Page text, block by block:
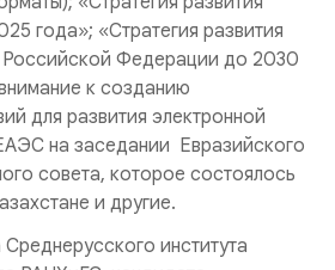
года»; «Стратегия развития
Федерации до 2030
к созданию
для развития электронной
на заседании Евразийского
совета, которое состоялось
и другие.
института